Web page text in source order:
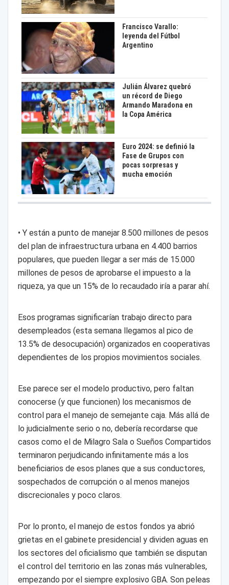
Francisco Varallo:
leyenda del Fútbol
Argentino
Julián Álvarez quebró
un récord de Diego
Armando Maradona en
la Copa América
Euro 2024: se definió la
Fase de Grupos con
pocas sorpresas y
mucha emoción
• Y están a punto de manejar 8.500 millones de pesos
del plan de infraestructura urbana en 4.400 barrios
populares, que pueden llegar a ser más de 15.000
millones de pesos de aprobarse el impuesto a la
riqueza, ya que un 15% de lo recaudado iría a parar ahí.
Esos programas significarían trabajo directo para
desempleados (esta semana llegamos al pico de
13.5% de desocupación) organizados en cooperativas
dependientes de los propios movimientos sociales.
Ese parece ser el modelo productivo, pero faltan
conocerse (y que funcionen) los mecanismos de
control para el manejo de semejante caja. Más allá de
lo judicialmente serio o no, debería recordarse que
casos como el de Milagro Sala o Sueños Compartidos
terminaron perjudicando infinitamente más a los
beneficiarios de esos planes que a sus conductores,
sospechados de corrupción o al menos manejos
discrecionales y poco claros.
Por lo pronto, el manejo de estos fondos ya abrió
grietas en el gabinete presidencial y dividen aguas en
los sectores del oficialismo que también se disputan
el control del territorio en las zonas más vulnerables,
empezando por el siempre explosivo GBA. Son peleas